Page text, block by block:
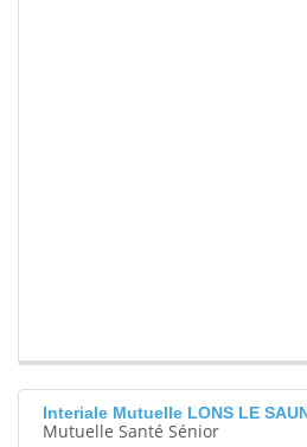
Interiale Mutuelle LONS LE
Mutuelle Santé Sénior